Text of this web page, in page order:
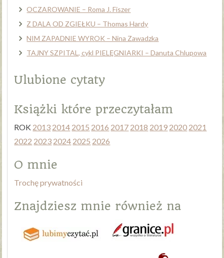
OCZAROWANIE – Roma J. Fiszer
Z DALA OD ZGIEŁKU – Thomas Hardy
NIM ZAPADNIE WYROK – Nina Zawadzka
TAJNY SZPITAL, cykl PIELĘGNIARKI – Danuta Chlupowa
Ulubione cytaty
Książki które przeczytałam
ROK 2013 2014 2015 2016 2017 2018 2019 2020 2021
2022 2023 2024 2025 2026
O mnie
Trochę prywatności
Znajdziesz mnie również na